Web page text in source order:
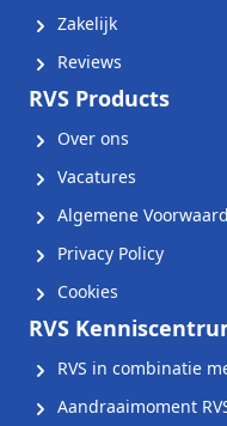
Zakelijk
Reviews
RVS Products
Over ons
Vacatures
Algemene
Privacy Policy
Cookies
RVS
RVS in combinatie
Aandraaimoment